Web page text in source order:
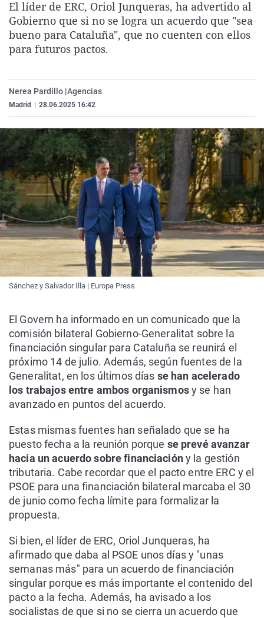
La rosa de los vientos
Gente viajera
Caso
Retornados
Extremadura
Galicia
Virales
Televisión
El líder de ERC, Oriol Junqueras, ha advertido al
Gobierno que si no se logra un acuerdo que "sea
bueno para Cataluña", que no cuenten con ellos
para futuros pactos.
Nerea Pardillo |Agencias
Madrid 28.06.2025 16:42
Sánchez y Salvador Illa | Europa Press
El Govern ha informado en un comunicado que la
comisión bilateral Gobierno-Generalitat sobre la
financiación singular para Cataluña se reunirá el
próximo 14 de julio. Además, según fuentes de la
Generalitat, en los últimos días se han acelerado
los trabajos entre ambos organismosy se han
avanzado en puntos del acuerdo.
Estas mismas fuentes han señalado que se ha
puesto fecha a la reunión porque se prevé avanzar
hacia un acuerdo sobre financiacióny la gestión
tributaria. Cabe recordar que el pacto entre ERC y el
PSOE para una financiación bilateral marcaba el 30
de junio como fecha límite para formalizar la
propuesta.
Si bien, el líder de ERC, Oriol Junqueras, ha
afirmado que daba al PSOE unos días y "unas
semanas más" para un acuerdo de financiación
singular porque es más importante el contenido del
pacto a la fecha. Además, ha avisado a los
socialistas de que si no se cierra un acuerdo que